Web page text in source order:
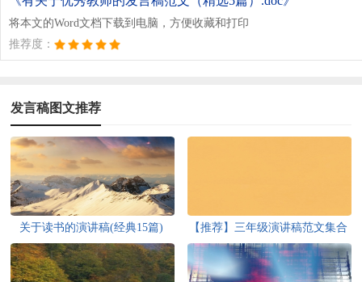
将本文的Word文档下载到电脑，方便收藏和打印
推荐度：
发言稿图文推荐
关于读书的演讲稿(经典15篇)
【推荐】三年级演讲稿范文集合
八篇